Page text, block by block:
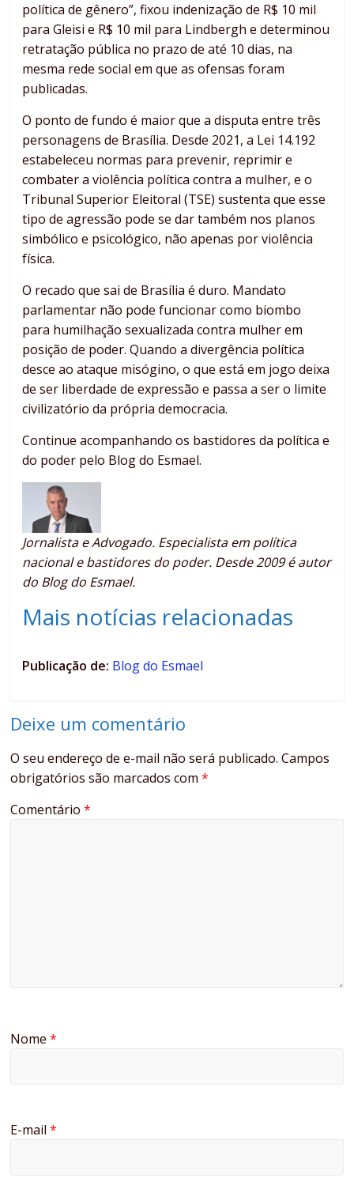
política de gênero”, fixou indenização de R$ 10 mil
para Gleisi e R$ 10 mil para Lindbergh e determinou
retratação pública no prazo de até 10 dias, na
mesma rede social em que as ofensas foram
publicadas.
O ponto de fundo é maior que a disputa entre três
personagens de Brasília. Desde 2021, a Lei 14.192
estabeleceu normas para prevenir, reprimir e
combater a violência política contra a mulher, e o
Tribunal Superior Eleitoral (TSE) sustenta que esse
tipo de agressão pode se dar também nos planos
simbólico e psicológico, não apenas por violência
física.
O recado que sai de Brasília é duro. Mandato
parlamentar não pode funcionar como biombo
para humilhação sexualizada contra mulher em
posição de poder. Quando a divergência política
desce ao ataque misógino, o que está em jogo deixa
de ser liberdade de expressão e passa a ser o limite
civilizatório da própria democracia.
Continue acompanhando os bastidores da política e
do poder pelo Blog do Esmael.
Jornalista e Advogado. Especialista em política
nacional e bastidores do poder. Desde 2009 é autor
do Blog do Esmael.
Mais notícias relacionadas
Publicação de: Blog do Esmael
Deixe um comentário
O seu endereço de e-mail não será publicado. Campos
obrigatórios são marcados com*
Comentário*
Nome*
E-mail*